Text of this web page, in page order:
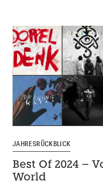
JAHRESRÜCKBLICK
Best Of 2024 –
World